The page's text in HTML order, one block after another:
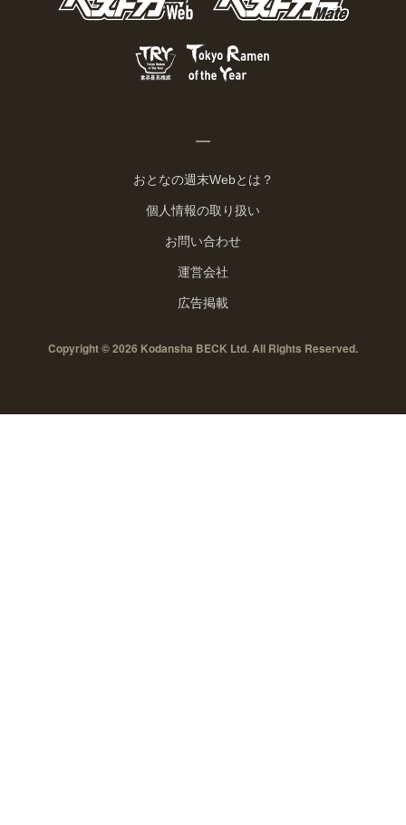
おとなの週末Webとは？
個人情報の取り扱い
お問い合わせ
運営会社
広告掲載
Copyright © 2026 Kodansha BECK Ltd. All Rights Reserved.